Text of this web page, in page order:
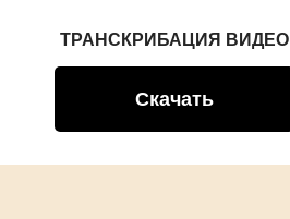
ТРАНСКРИБАЦИЯ ВИДЕО
Скачать